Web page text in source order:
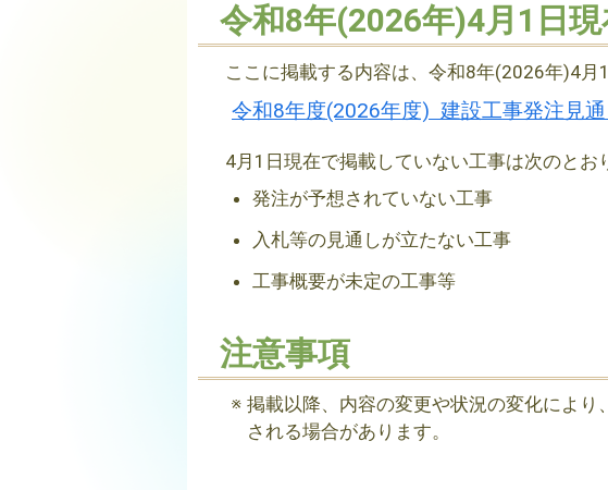
令和8年(2026年)4月1日
ここに掲載する内容は、令和8年(2026年)4月
令和8年度(2026年度) 建設工事発注見通
4月1日現在で掲載していない工事は次のとお
発注が予想されていない工事
入札等の見通しが立たない工事
工事概要が未定の工事等
注意事項
掲載以降、内容の変更や状況の変化によ
される場合があります。